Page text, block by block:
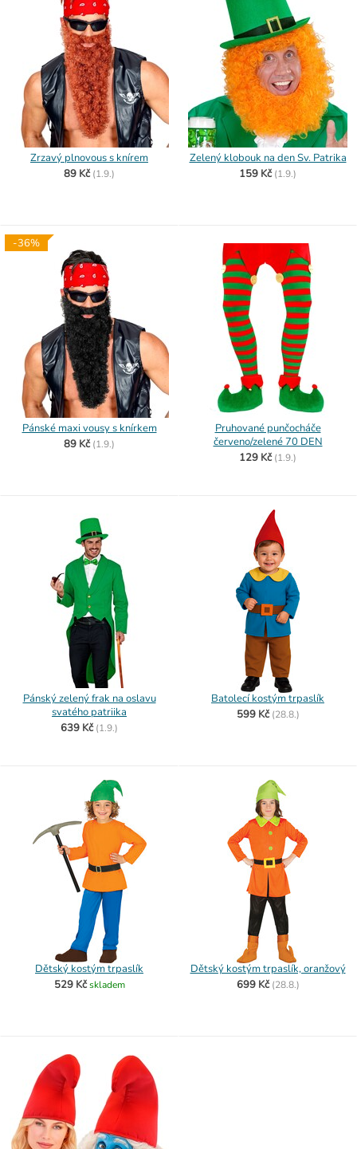
Zrzavý plnovous s knírem
89 Kč (1.9.)
Zelený klobouk na den Sv. Patrika
159 Kč (1.9.)
-36%
Pánské maxi vousy s knírkem
89 Kč (1.9.)
Pruhované punčocháče
červeno/zelené 70 DEN
129 Kč (1.9.)
Pánský zelený frak na oslavu
svatého patriika
639 Kč (1.9.)
Batolecí kostým trpaslík
599 Kč (28.8.)
Dětský kostým trpaslík
529 Kč skladem
Dětský kostým trpaslík, oranžový
699 Kč (28.8.)